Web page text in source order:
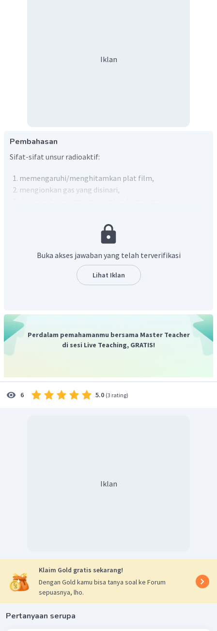
Iklan
Pembahasan
Sifat-sifat unsur radioaktif:
memengaruhi/menghitamkan plat film,
mengionkan gas yang disinari,
menyebabkan benda yang berlapis ZnS berpendar
β, dan γ.
Jadi, sifat unsur radioaktif terdapat pada nomor 3 dan 4.
Buka akses jawaban yang telah terverifikasi
Lihat Iklan
Perdalam pemahamanmu bersama Master Teacher
di sesi Live Teaching, GRATIS!
6 5.0 (3 rating)
Iklan
Klaim Gold gratis sekarang!
Dengan Gold kamu bisa tanya soal ke Forum
sepuasnya, lho.
Pertanyaan serupa